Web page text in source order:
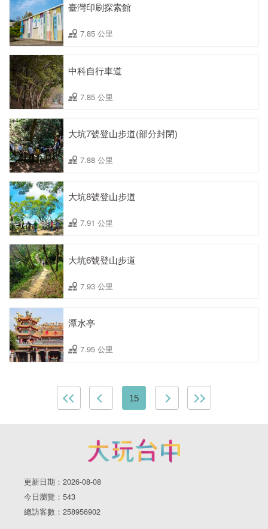
臺灣印刷探索館
7.85 公里
中科自行車道
7.85 公里
大坑7號登山步道(部分封閉)
7.88 公里
大坑8號登山步道
7.91 公里
大坑6號登山步道
7.93 公里
潭水亭
7.95 公里
15
更新日期：2026-08-08
今日瀏覽：543
總訪客數：258956902